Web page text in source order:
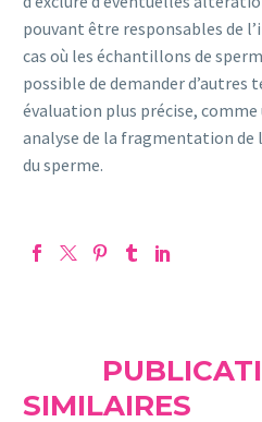
pouvant être responsables de
cas où les échantillons de
possible de demander d’autres
évaluation plus précise, comme
analyse de la fragmentation de
du sperme.
SIMILAIRES